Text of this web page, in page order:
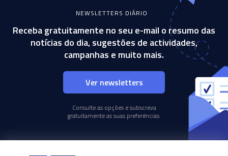
NEWSLETTERS DIÁRIO
Receba gratuitamente no seu e-mail o resumo das
notícias do dia, sugestões de actividades,
campanhas e muito mais.
Ver newsletters
Consulte as opções e subscreva
gratuitamente as suas preferências.